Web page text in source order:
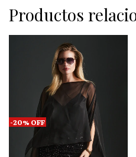
Productos
-20% OFF